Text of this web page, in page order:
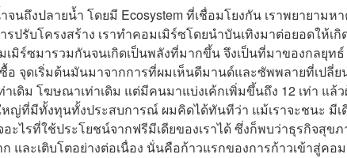
นถึงปลายน้ำ โดยมี Ecosystem ที่เชื่อมโยงกัน เราพยายามห
รับโครงสร้าง เราทำคอมเมิร์ซโดยนำบันเทิงมาต่อยอดให้เกิ
เมิร์ซมารวมกันจนเกิดเป็นพลังที่มากขึ้น จึงเป็นที่มาของกลยุทธ์
อ จุดเริ่มต้นมันมาจากการที่ผมเห็นดีมานด์และซัพพลายที่เปลี่ย
เดิม โฆษณาเท่าเดิม แต่มีคนมาแบ่งเค้กเพิ่มขึ้นถึง 12 เท่า แล้
หญ่ที่มีทั้งทุนทั้งประสบการณ์ ผมคิดได้ทันทีว่า แม้เราจะชนะ มีเ
ะไรที่ใช้ประโยชน์จากฟรีมีเดียของเราได้ ซึ่งก็พบว่าธุรกิจสุข
และเติบโตอย่างต่อเนื่อง นั่นคือก้าวแรกของการก้าวเข้าสู่คอม